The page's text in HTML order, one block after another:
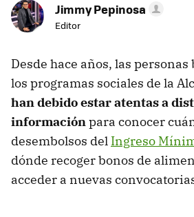
Jimmy Pepinosa
Editor
Desde hace años, las
los programas sociales de la
han debido estar atentas a
informaciónpara conocer
desembolsos del Ingreso
dónde recoger bonos de
acceder a nuevas